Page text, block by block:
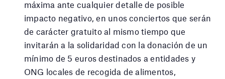
máxima ante cualquier detalle de posible
impacto negativo, en unos conciertos que serán
de carácter gratuito al mismo tiempo que
invitarán a la solidaridad con la donación de un
mínimo de 5 euros destinados a entidades y
ONG locales de recogida de alimentos,